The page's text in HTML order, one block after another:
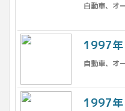
自動車、オ
1997年
自動車、オ
1997年